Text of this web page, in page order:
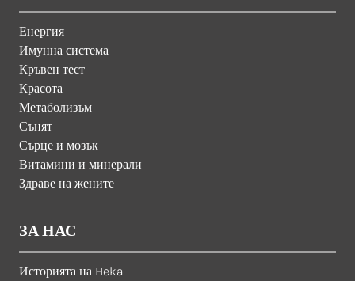
Енергия
Имунна система
Кръвен тест
Красота
Метаболизъм
Сънят
Сърце и мозък
Витамини и минерали
Здраве на жените
ЗА НАС
Историята на Heka